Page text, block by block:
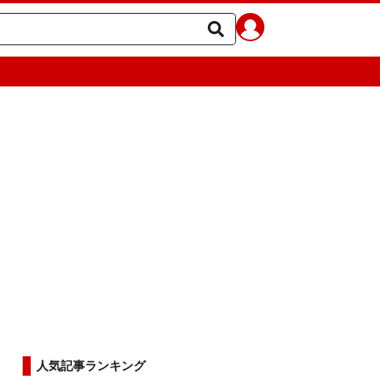
人気記事ランキング